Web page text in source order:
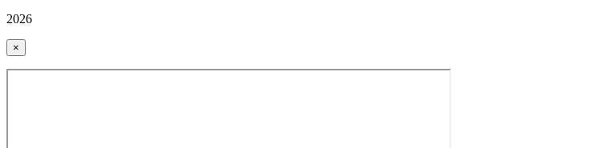
2026
×